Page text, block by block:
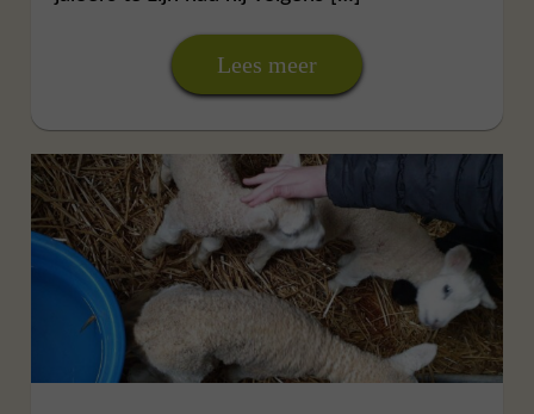
Lees meer